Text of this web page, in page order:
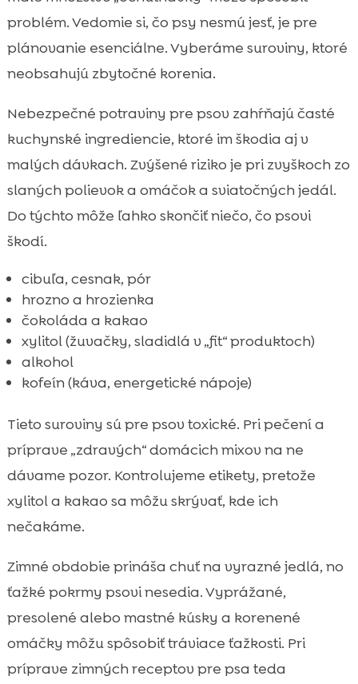
problém. Vedomie si, čo psy nesmú jesť, je pre
plánovanie esenciálne. Vyberáme suroviny, ktoré
neobsahujú zbytočné korenia.
Nebezpečné potraviny pre psov zahŕňajú časté
kuchynské ingrediencie, ktoré im škodia aj v
malých dávkach. Zvýšené riziko je pri zvyškoch zo
slaných polievok a omáčok a sviatočných jedál.
Do týchto môže ľahko skončiť niečo, čo psovi
škodí.
cibuľa, cesnak, pór
hrozno a hrozienka
čokoláda a kakao
xylitol (žuvačky, sladidlá v „fit“ produktoch)
alkohol
kofeín (káva, energetické nápoje)
Tieto suroviny sú pre psov toxické. Pri pečení a
príprave „zdravých“ domácich mixov na ne
dávame pozor. Kontrolujeme etikety, pretože
xylitol a kakao sa môžu skrývať, kde ich
nečakáme.
Zimné obdobie prináša chuť na vyrazné jedlá, no
ťažké pokrmy psovi nesedia. Vyprážané,
presolené alebo mastné kúsky a korenené
omáčky môžu spôsobiť tráviace ťažkosti. Pri
príprave zimných receptov pre psa teda